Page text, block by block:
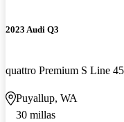
2023 Audi Q3
quattro Premium S Line
Puyallup, WA
30 millas